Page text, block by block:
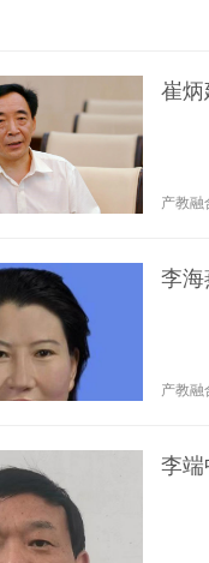
崔炳
产教融
李海
产教融
李端